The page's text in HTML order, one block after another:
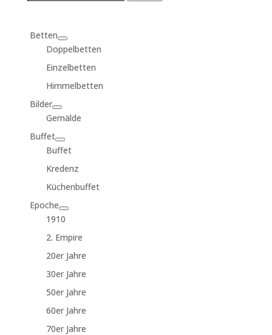
Betten
Doppelbetten
Einzelbetten
Himmelbetten
Bilder
Gemälde
Buffet
Buffet
Kredenz
Küchenbuffet
Epoche
1910
2. Empire
20er Jahre
30er Jahre
50er Jahre
60er Jahre
70er Jahre